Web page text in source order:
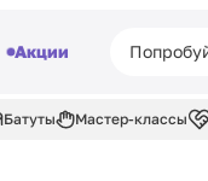
Акции
Батуты Мастер-классы